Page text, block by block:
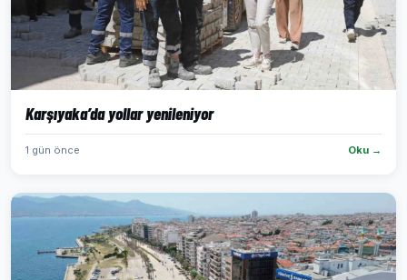
Karşıyaka’da yollar yenileniyor
1 gün önce Oku →